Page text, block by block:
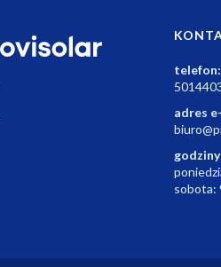
telefon:
adres
sobota: